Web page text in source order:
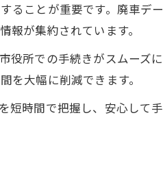
ることが重要です。廃車デ
が集約されています。
所での手続きがスムーズに
大幅に削減できます。
短時間で把握し、安心して